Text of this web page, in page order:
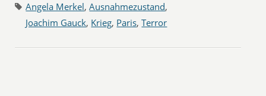
Angela Merkel,Ausnahmezustand,
Joachim Gauck, Krieg, Paris,Terror